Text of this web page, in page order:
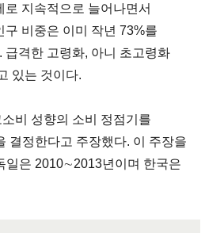
지속적으로 늘어나면서
비중은 이미 작년 73%를
격한 고령화, 아니 초고령화
있는 것이다.
비 성향의 소비 정점기를
결정한다고 주장했다. 이 주장을
일은 2010∼2013년이며 한국은